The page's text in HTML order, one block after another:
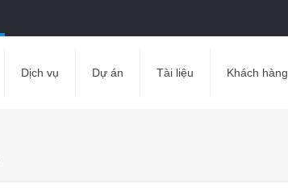
Dịch vụ Dự án Tài liệu Khách hàng